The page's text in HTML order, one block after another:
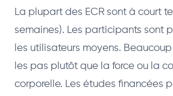
La plupart des ECR sont à court
semaines). Les participants sont
les utilisateurs moyens.
les pas plutôt que la force ou la
corporelle. Les études financées